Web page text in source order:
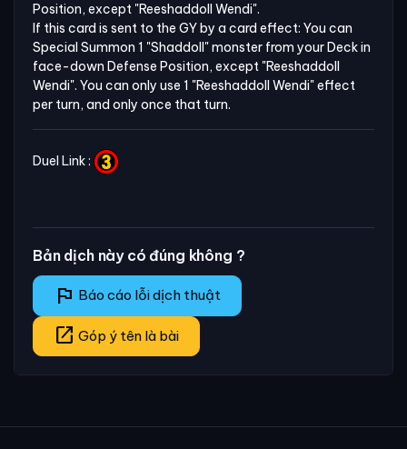
Position, except "Reeshaddoll Wendi".
If this card is sent to the GY by a card effect: You can
Special Summon 1 "Shaddoll" monster from your Deck in
face-down Defense Position, except "Reeshaddoll
Wendi". You can only use 1 "Reeshaddoll Wendi" effect
per turn, and only once that turn.
Duel Link :
Bản dịch này có đúng không ?
flag Báo cáo lỗi dịch thuật
open_in_new Góp ý tên là bài